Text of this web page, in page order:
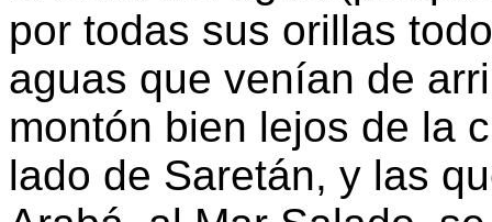
por todas sus orillas
aguas que venían de
montón bien lejos de la
lado de Saretán, y las